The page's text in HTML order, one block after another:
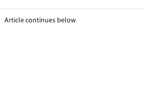
Article continues below